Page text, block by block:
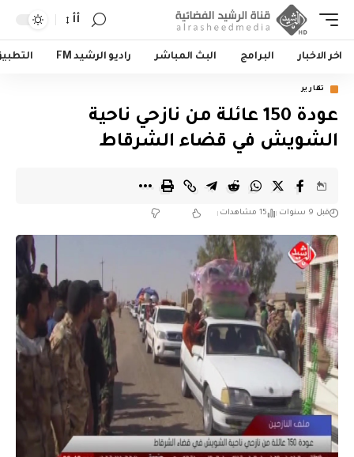
أأ
اخر الاخبار البرامج البث المباشر راديو الرشيد FM
تقارير
عودة 150 عائلة من نازحي ناحية
الشويش في قضاء الشرقاط
قبل 9 سنوات 15 مشاهدات